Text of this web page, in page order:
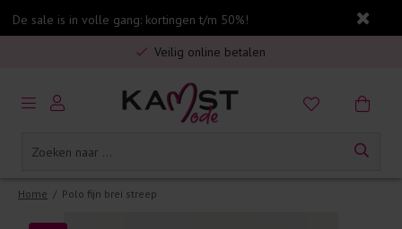
De sale is in volle gang: kortingen t/m 50%!
Gratis verzending in Nederland vanaf €75,-
Veilig online betalen
5% spaarbonus op jouw aankoop
Gratis verzending in Nederland vanaf €75,-
Home / Polo fijn brei streep